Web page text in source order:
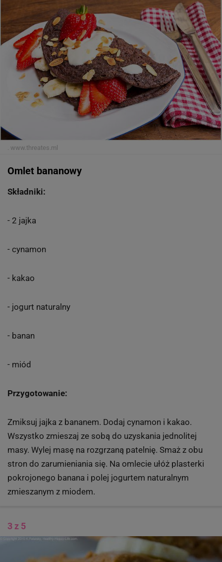
. www.threates.ml
Omlet bananowy
Składniki:
- 2 jajka
- cynamon
- kakao
- jogurt naturalny
- banan
- miód
Przygotowanie:
Zmiksuj jajka z bananem. Dodaj cynamon i kakao.
Wszystko zmieszaj ze sobą do uzyskania jednolitej
masy. Wylej masę na rozgrzaną patelnię. Smaż z obu
stron do zarumieniania się. Na omlecie ułóż plasterki
pokrojonego banana i polej jogurtem naturalnym
zmieszanym z miodem.
3 z 5